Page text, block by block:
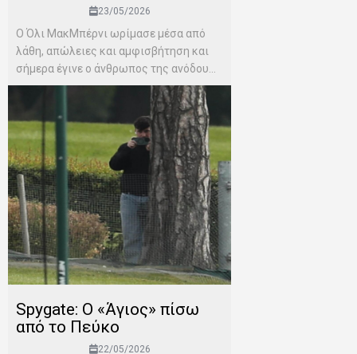
23/05/2026
Ο Όλι ΜακΜπέρνι ωρίμασε μέσα από
λάθη, απώλειες και αμφισβήτηση και
σήμερα έγινε ο άνθρωπος της ανόδου...
Spygate: Ο «Άγιος» πίσω
από το Πεύκο
22/05/2026